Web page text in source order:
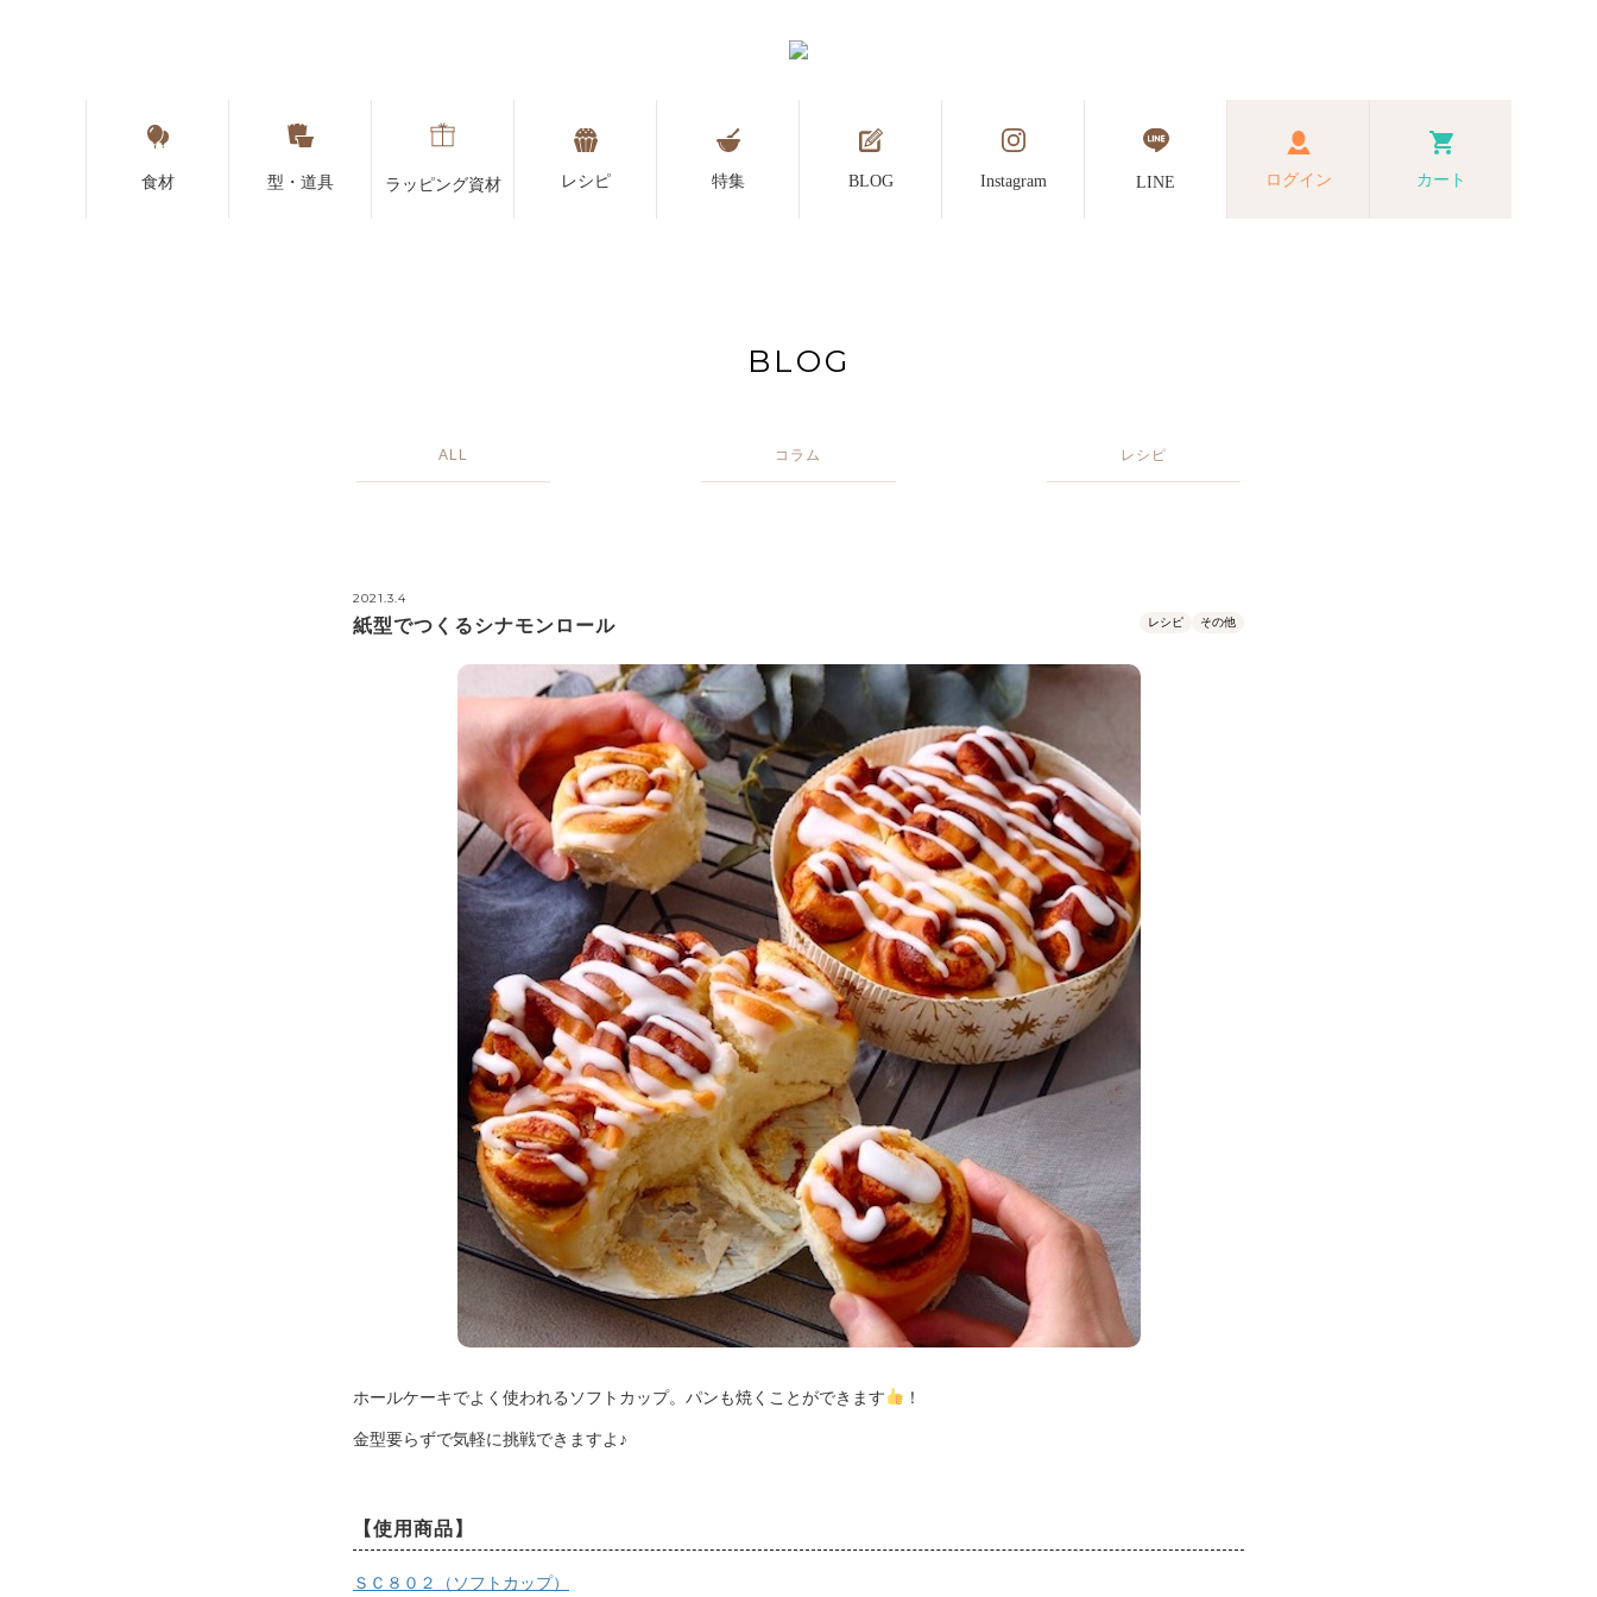
食材 型・道具 ラッピング資材 レシピ 特集 BLOG Instagram LINE ログイン カート
BLOG
ALL コラム レシピ
2021.3.4
紙型でつくるシナモンロール レシピ その他
ホールケーキでよく使われるソフトカップ。パンも焼くことができます ！
金型要らずで気軽に挑戦できますよ♪
【使用商品】
ＳＣ８０２（ソフトカップ）